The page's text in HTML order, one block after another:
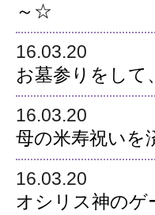
～☆
16.03.20
お墓参りをし
16.03.20
母の米寿祝い
16.03.20
オシリス神のゲ